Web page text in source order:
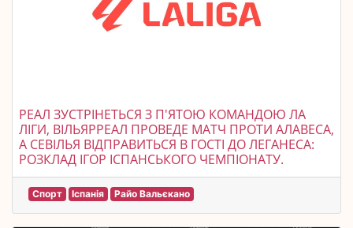
РЕАЛ ЗУСТРІНЕТЬСЯ З П'ЯТОЮ КОМАНДОЮ ЛА
ЛІГИ, ВІЛЬЯРРЕАЛ ПРОВЕДЕ МАТЧ ПРОТИ АЛАВЕСА,
А СЕВІЛЬЯ ВІДПРАВИТЬСЯ В ГОСТІ ДО ЛЕГАНЕСА:
РОЗКЛАД ІГОР ІСПАНСЬКОГО ЧЕМПІОНАТУ.
Спорт Іспанія Райо Вальєкано